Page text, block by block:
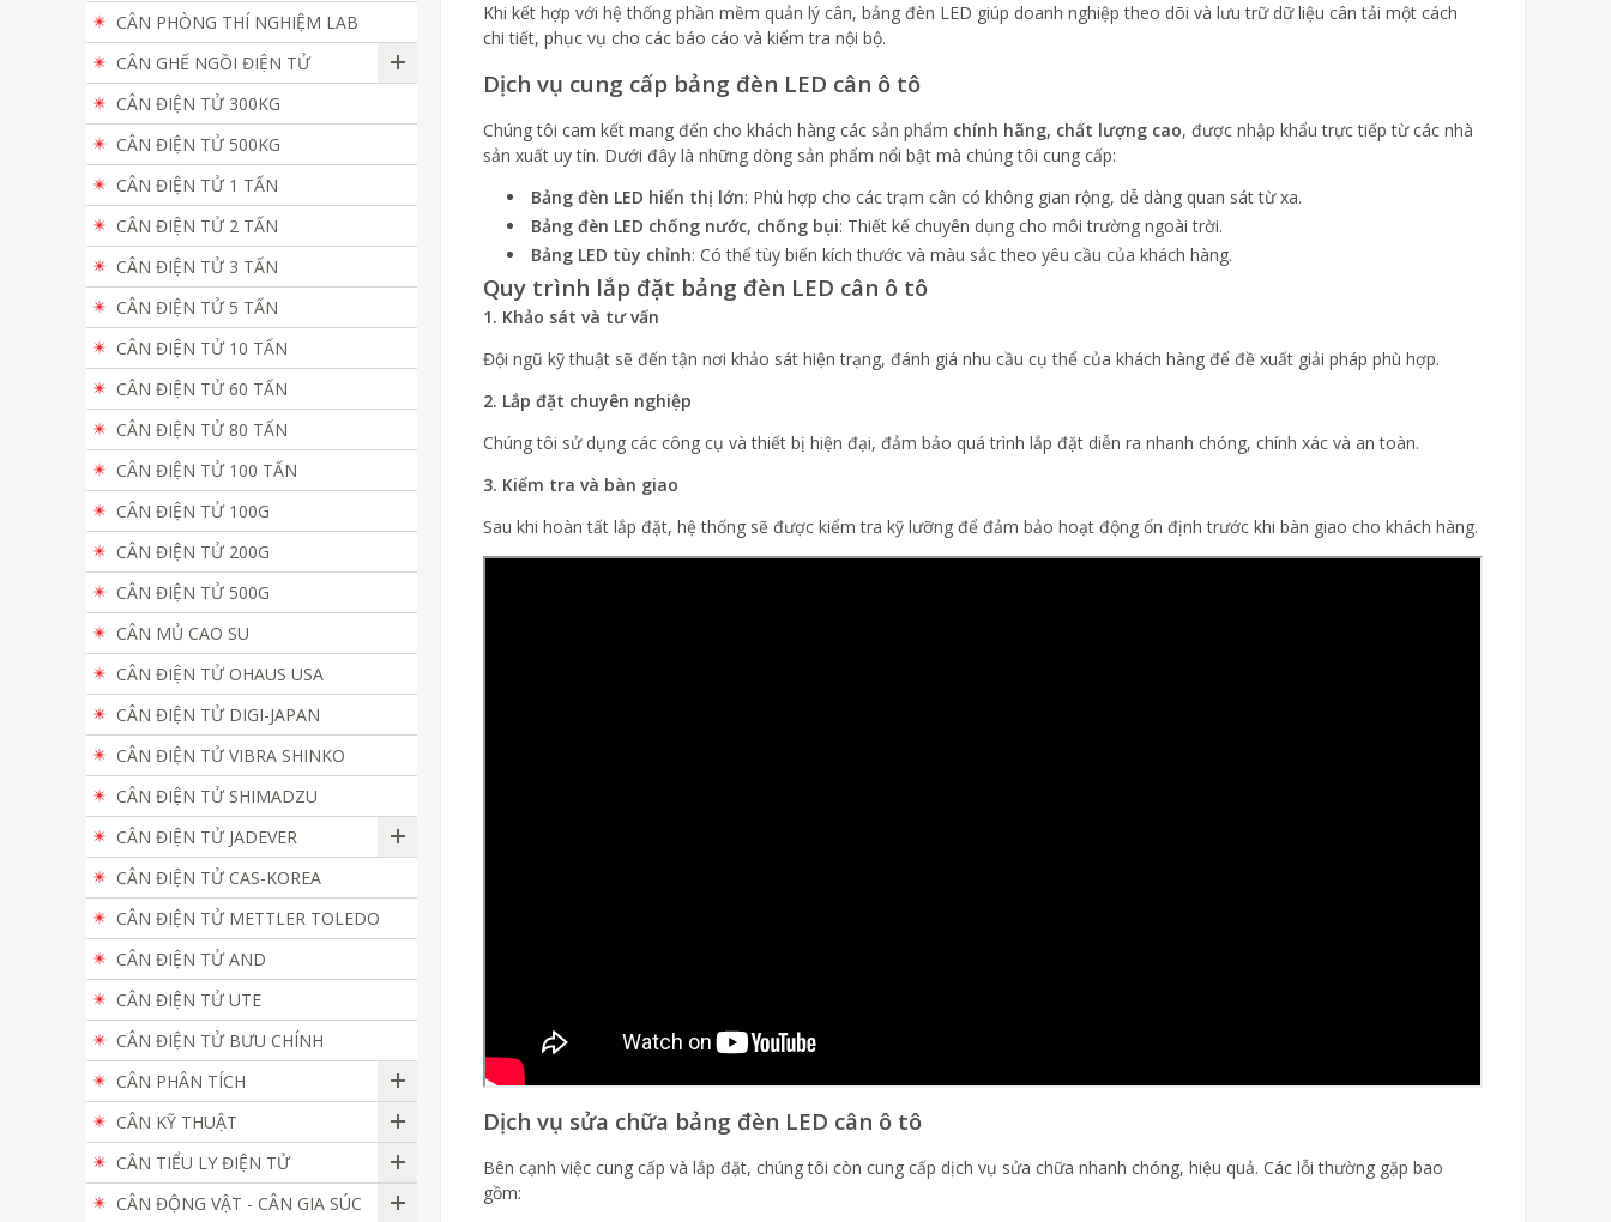
Khi kết hợp với hệ thống phần mềm quản lý cân, bảng đèn LED giúp doanh nghiệp theo dõi và lưu trữ dữ liệu cân tải một cách
chi tiết, phục vụ cho các báo cáo và kiểm tra nội bộ.
Dịch vụ cung cấp bảng đèn LED cân ô tô
Chúng tôi cam kết mang đến cho khách hàng các sản phẩm chính hãng, chất lượng cao, được nhập khẩu trực tiếp từ các nhà
sản xuất uy tín. Dưới đây là những dòng sản phẩm nổi bật mà chúng tôi cung cấp:
Bảng đèn LED hiển thị lớn: Phù hợp cho các trạm cân có không gian rộng, dễ dàng quan sát từ xa.
Bảng đèn LED chống nước, chống bụi: Thiết kế chuyên dụng cho môi trường ngoài trời.
Bảng LED tùy chỉnh: Có thể tùy biến kích thước và màu sắc theo yêu cầu của khách hàng.
Quy trình lắp đặt bảng đèn LED cân ô tô
1. Khảo sát và tư vấn
Đội ngũ kỹ thuật sẽ đến tận nơi khảo sát hiện trạng, đánh giá nhu cầu cụ thể của khách hàng để đề xuất giải pháp phù hợp.
2. Lắp đặt chuyên nghiệp
Chúng tôi sử dụng các công cụ và thiết bị hiện đại, đảm bảo quá trình lắp đặt diễn ra nhanh chóng, chính xác và an toàn.
3. Kiểm tra và bàn giao
Sau khi hoàn tất lắp đặt, hệ thống sẽ được kiểm tra kỹ lưỡng để đảm bảo hoạt động ổn định trước khi bàn giao cho khách hàng.
Dịch vụ sửa chữa bảng đèn LED cân ô tô
Bên cạnh việc cung cấp và lắp đặt, chúng tôi còn cung cấp dịch vụ sửa chữa nhanh chóng, hiệu quả. Các lỗi thường gặp bao
gồm:
CÂN PHÒNG THÍ NGHIỆM LAB
CÂN GHẾ NGỒI ĐIỆN TỬ
CÂN ĐIỆN TỬ 300KG
CÂN ĐIỆN TỬ 500KG
CÂN ĐIỆN TỬ 1 TẤN
CÂN ĐIỆN TỬ 2 TẤN
CÂN ĐIỆN TỬ 3 TẤN
CÂN ĐIỆN TỬ 5 TẤN
CÂN ĐIỆN TỬ 10 TẤN
CÂN ĐIỆN TỬ 60 TẤN
CÂN ĐIỆN TỬ 80 TẤN
CÂN ĐIỆN TỬ 100 TẤN
CÂN ĐIỆN TỬ 100G
CÂN ĐIỆN TỬ 200G
CÂN ĐIỆN TỬ 500G
CÂN MỦ CAO SU
CÂN ĐIỆN TỬ OHAUS USA
CÂN ĐIỆN TỬ DIGI-JAPAN
CÂN ĐIỆN TỬ VIBRA SHINKO
CÂN ĐIỆN TỬ SHIMADZU
CÂN ĐIỆN TỬ JADEVER
CÂN ĐIỆN TỬ CAS-KOREA
CÂN ĐIỆN TỬ METTLER TOLEDO
CÂN ĐIỆN TỬ AND
CÂN ĐIỆN TỬ UTE
CÂN ĐIỆN TỬ BƯU CHÍNH
CÂN PHÂN TÍCH
CÂN KỸ THUẬT
CÂN TIỂU LY ĐIỆN TỬ
CÂN ĐỘNG VẬT - CÂN GIA SÚC